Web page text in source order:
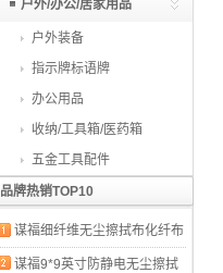
户外/办公/居家用品
户外装备
指示牌标语牌
办公用品
收纳/工具箱/医药箱
五金工具配件
品牌热销TOP10
谋福细纤维无尘擦拭布化纤布
无尘布洁净布擦拭布 150张/
谋福9*9英寸防静电无尘擦拭